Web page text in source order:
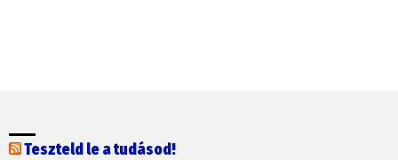
Teszteld le a tudásod!